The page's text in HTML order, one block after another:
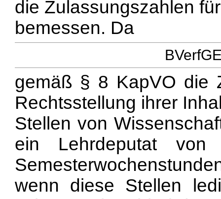
die Zulassungszahlen
bemessen. Da
gemäß § 8 KapVO die
Rechtsstellung ihrer
Stellen von
ein Lehrdeputat
wenn diese Stellen